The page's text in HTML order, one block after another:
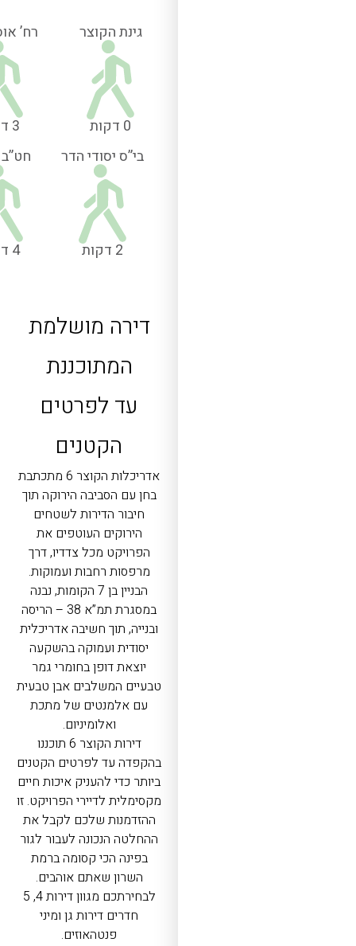
גינת הקוצר
0 דקות
רח’
3 דקות
בי”ס יסודי הדר
2 דקות 4 דקות
דירה מושלמת
המתוכננת
עד לפרטים
הקטנים
אדריכלות הקוצר 6 מתכתבת
בחן עם הסביבה הירוקה תוך
חיבור הדירות לשטחים
הירוקים העוטפים את
הפרויקט מכל צדדיו, דרך
מרפסות רחבות ועמוקות.
הבניין בן 7 הקומות, נבנה
במסגרת תמ”א 38 – הריסה
ובנייה, תוך חשיבה אדריכלית
יסודית ועמוקה בהשקעה
יוצאת דופן בחומרי גמר
טבעיים המשלבים אבן טבעית
עם אלמנטים של מתכת
ואלומיניום.
דירות הקוצר 6 תוכננו
בהקפדה עד לפרטים הקטנים
ביותר כדי להעניק איכות חיים
מקסימלית לדיירי הפרויקט. זו
ההזדמנות שלכם לקבל את
ההחלטה הנכונה לעבור לגור
בפינה הכי קסומה ברמת
השרון שאתם אוהבים.
לבחירתכם מגוון דירות 4, 5
חדרים דירות גן ומיני
פנטהאוזים.